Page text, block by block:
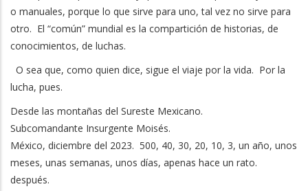
o manuales, porque lo que sirve para uno, tal vez no sirve para
otro. El “común” mundial es la compartición de historias, de
conocimientos, de luchas.
O sea que, como quien dice, sigue el viaje por la vida. Por la
lucha, pues.
Desde las montañas del Sureste Mexicano.
Subcomandante Insurgente Moisés.
México, diciembre del 2023. 500, 40, 30, 20, 10, 3, un año, unos
meses, unas semanas, unos días, apenas hace un rato.
después.